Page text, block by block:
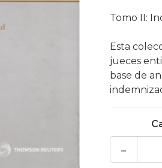
Tomo II:
Esta
jueces
base de
-